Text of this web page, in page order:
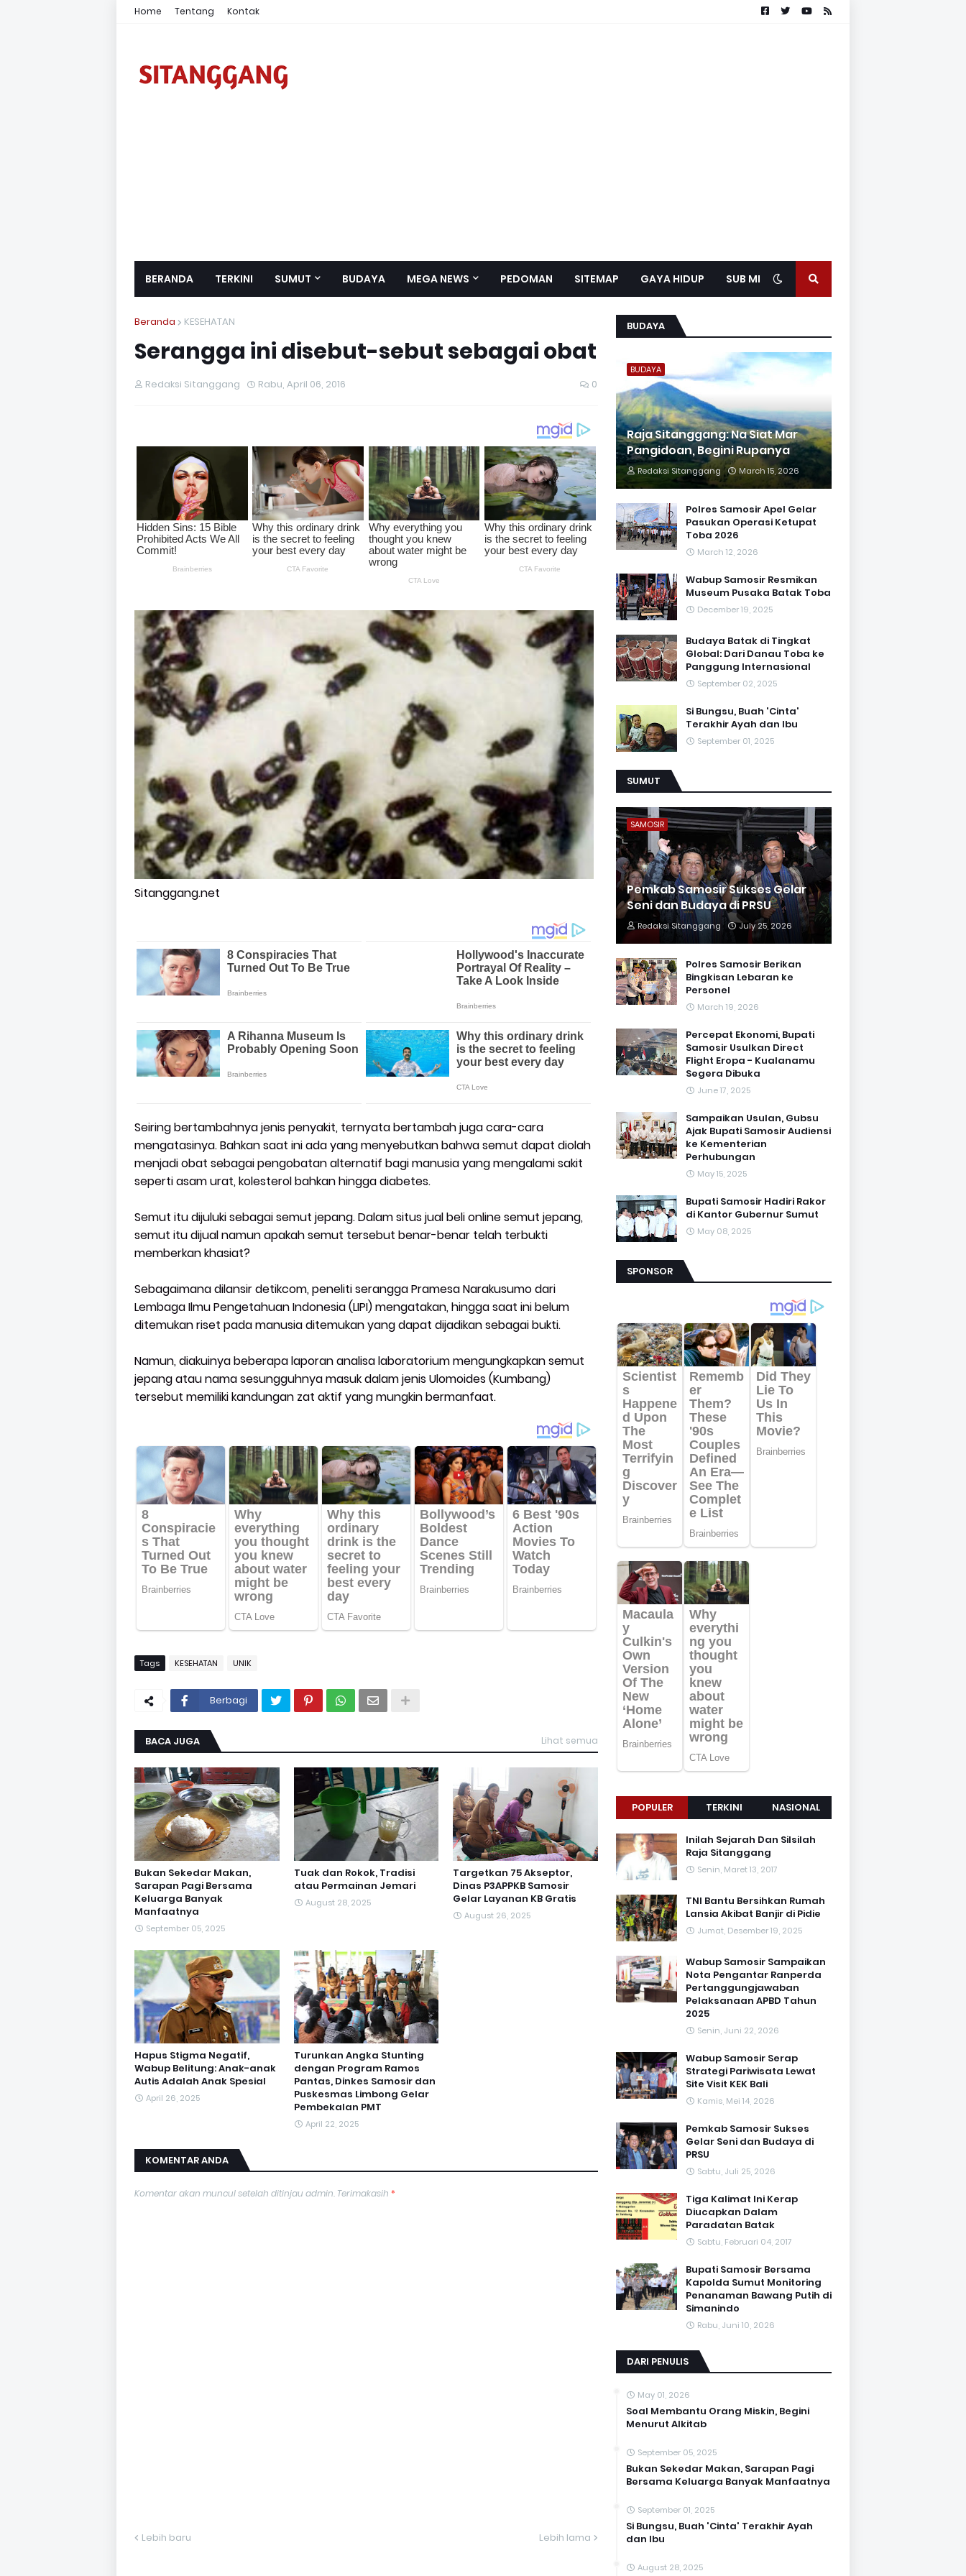
Home Tentang Kontak
BERANDA TERKINI SUMUT BUDAYA MEGA NEWS PEDOMAN SITEMAP GAYA HIDUP SUB MEDIA
Beranda KESEHATAN
Serangga ini disebut-sebut sebagai obat
Redaksi Sitanggang Rabu, April 06, 2016 0
Sitanggang.net
Seiring bertambahnya jenis penyakit, ternyata bertambah juga cara-cara
mengatasinya. Bahkan saat ini ada yang menyebutkan bahwa semut dapat diolah
menjadi obat sebagai pengobatan alternatif bagi manusia yang mengalami sakit
seperti asam urat, kolesterol bahkan hingga diabetes.
Semut itu dijuluki sebagai semut jepang. Dalam situs jual beli online semut jepang,
semut itu dijual namun apakah semut tersebut benar-benar telah terbukti
memberkan khasiat?
Sebagaimana dilansir detikcom, peneliti serangga Pramesa Narakusumo dari
Lembaga Ilmu Pengetahuan Indonesia (LIPI) mengatakan, hingga saat ini belum
ditemukan riset pada manusia ditemukan yang dapat dijadikan sebagai bukti.
Namun, diakuinya beberapa laporan analisa laboratorium mengungkapkan semut
jepang atau nama sesungguhnya masuk dalam jenis Ulomoides (Kumbang)
tersebut memiliki kandungan zat aktif yang mungkin bermanfaat.
Tags KESEHATAN UNIK
Berbagi
BACA JUGA Lihat semua
Bukan Sekedar Makan,
Sarapan Pagi Bersama
Keluarga Banyak
Manfaatnya
September 05, 2025
Tuak dan Rokok, Tradisi
atau Permainan Jemari
August 28, 2025
Targetkan 75 Akseptor,
Dinas P3APPKB Samosir
Gelar Layanan KB Gratis
August 26, 2025
Hapus Stigma Negatif,
Wabup Belitung: Anak-anak
Autis Adalah Anak Spesial
April 26, 2025
Turunkan Angka Stunting
dengan Program Ramos
Pantas, Dinkes Samosir dan
Puskesmas Limbong Gelar
Pembekalan PMT
April 22, 2025
KOMENTAR ANDA
Komentar akan muncul setelah ditinjau admin. Terimakasih *
Lebih baru Lebih lama
BUDAYA
BUDAYA
Raja Sitanggang: Na Siat Mar
Pangidoan, Begini Rupanya
Redaksi Sitanggang March 15, 2026
Polres Samosir Apel Gelar
Pasukan Operasi Ketupat
Toba 2026
March 12, 2026
Wabup Samosir Resmikan
Museum Pusaka Batak Toba
December 19, 2025
Budaya Batak di Tingkat
Global: Dari Danau Toba ke
Panggung Internasional
September 02, 2025
Si Bungsu, Buah 'Cinta'
Terakhir Ayah dan Ibu
September 01, 2025
SUMUT
SAMOSIR
Pemkab Samosir Sukses Gelar
Seni dan Budaya di PRSU
Redaksi Sitanggang July 25, 2026
Polres Samosir Berikan
Bingkisan Lebaran ke
Personel
March 19, 2026
Percepat Ekonomi, Bupati
Samosir Usulkan Direct
Flight Eropa - Kualanamu
Segera Dibuka
June 17, 2025
Sampaikan Usulan, Gubsu
Ajak Bupati Samosir Audiensi
ke Kementerian
Perhubungan
May 15, 2025
Bupati Samosir Hadiri Rakor
di Kantor Gubernur Sumut
May 08, 2025
SPONSOR
POPULER TERKINI NASIONAL
Inilah Sejarah Dan Silsilah
Raja Sitanggang
Senin, Maret 13, 2017
TNI Bantu Bersihkan Rumah
Lansia Akibat Banjir di Pidie
Jumat, Desember 19, 2025
Wabup Samosir Sampaikan
Nota Pengantar Ranperda
Pertanggungjawaban
Pelaksanaan APBD Tahun
2025
Senin, Juni 22, 2026
Wabup Samosir Serap
Strategi Pariwisata Lewat
Site Visit KEK Bali
Kamis, Mei 14, 2026
Pemkab Samosir Sukses
Gelar Seni dan Budaya di
PRSU
Sabtu, Juli 25, 2026
Tiga Kalimat Ini Kerap
Diucapkan Dalam
Paradatan Batak
Sabtu, Februari 04, 2017
Bupati Samosir Bersama
Kapolda Sumut Monitoring
Penanaman Bawang Putih di
Simanindo
Rabu, Juni 10, 2026
DARI PENULIS
May 01, 2026
Soal Membantu Orang Miskin, Begini
Menurut Alkitab
September 05, 2025
Bukan Sekedar Makan, Sarapan Pagi
Bersama Keluarga Banyak Manfaatnya
September 01, 2025
Si Bungsu, Buah 'Cinta' Terakhir Ayah
dan Ibu
August 28, 2025